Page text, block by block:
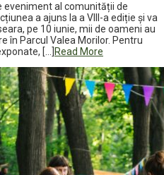
eveniment al comunității de
a ajuns la a VIII-a ediție și va
pe 10 iunie, mii de oameni au
în Parcul Valea Morilor. Pentru
[…]
Read More